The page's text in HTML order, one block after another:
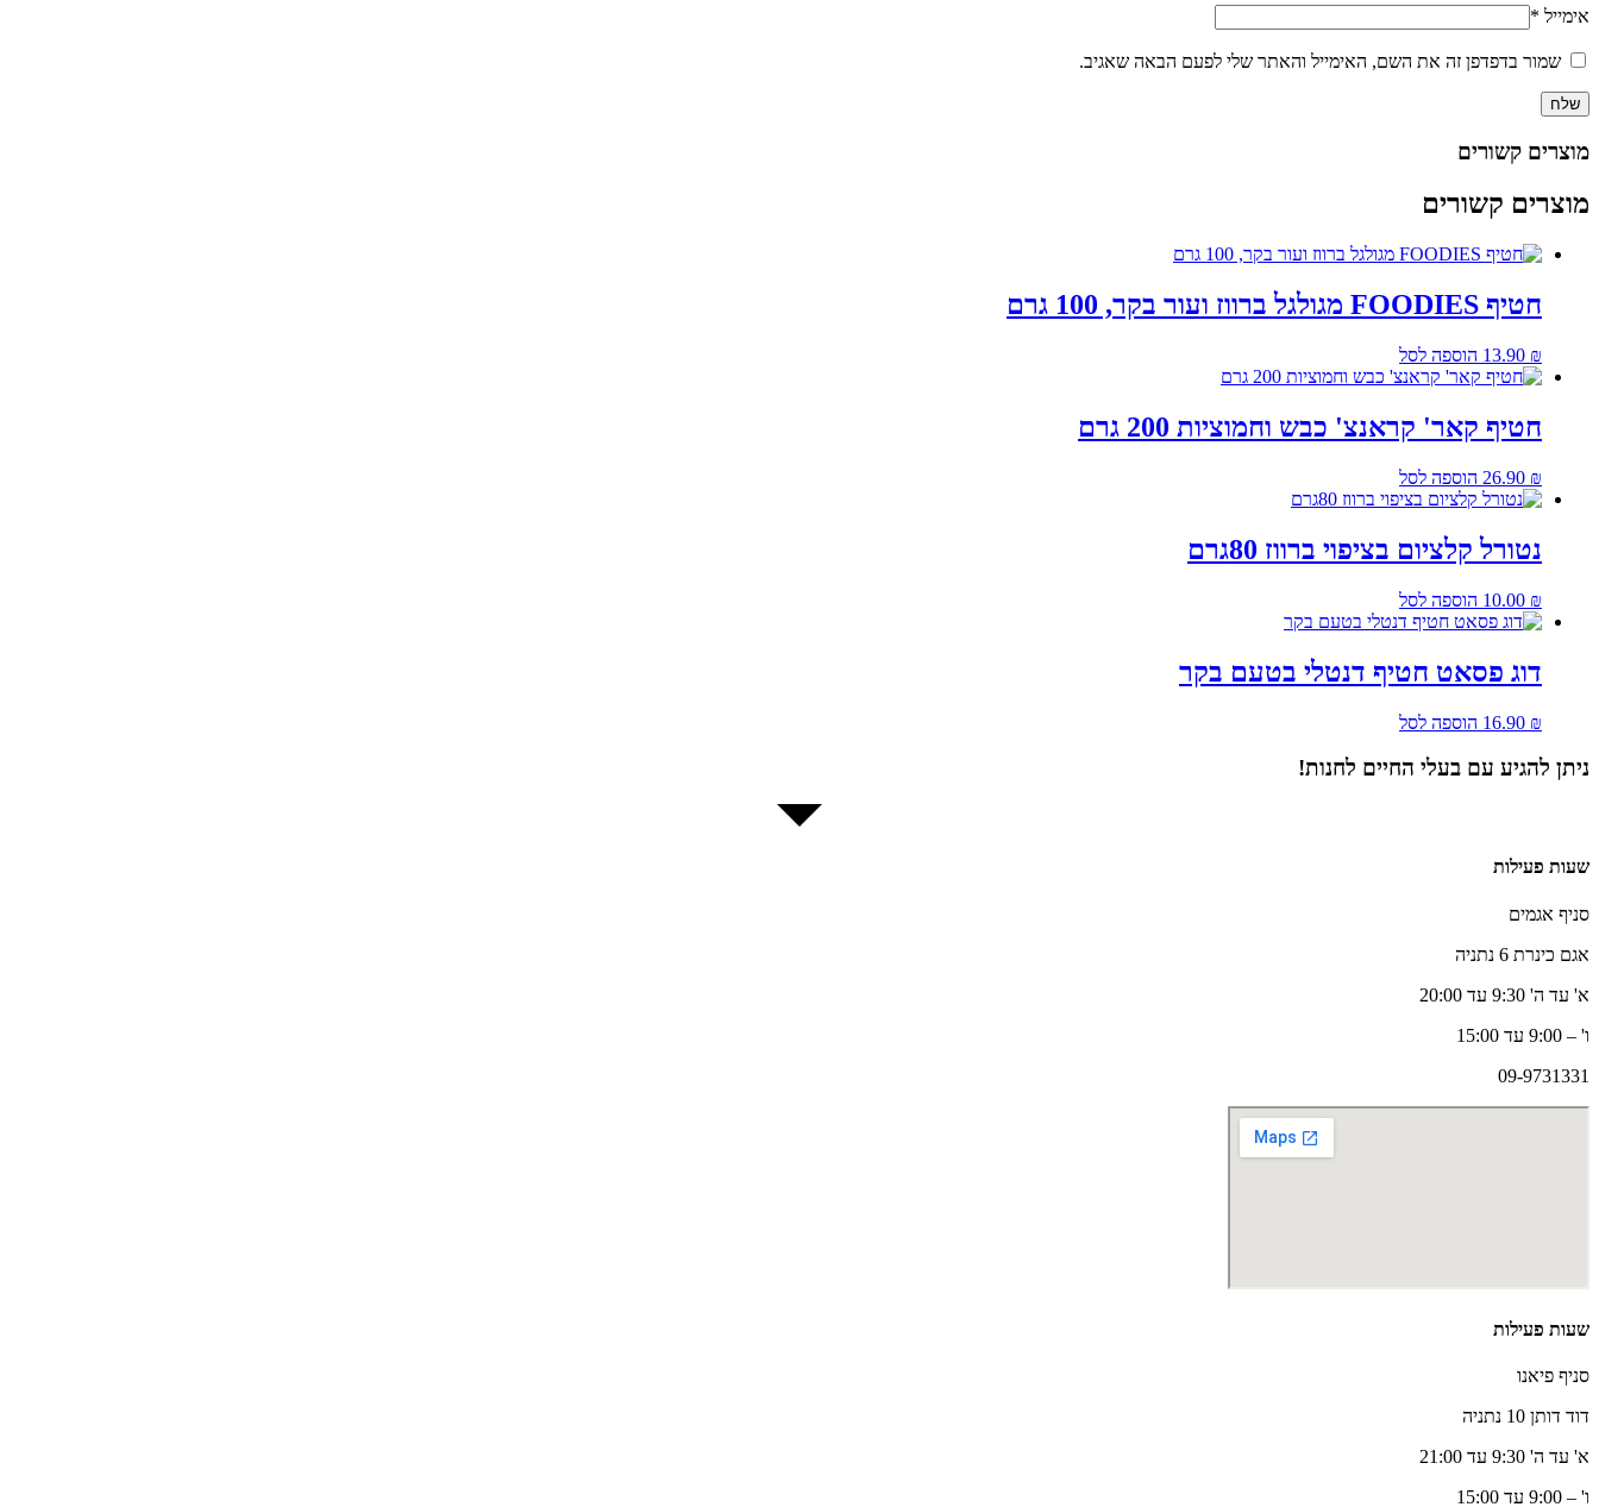
אימייל *
שמור בדפדפן זה את השם, האימייל והאתר שלי לפעם הבאה שאגיב.
מוצרים קשורים
מוצרים קשורים
חטיף FOODIES מגולגל ברווז ועור בקר, 100 גרם
13.90 ₪ הוספה לסל
חטיף קאר' קראנצ' כבש וחמוציות 200 גרם
26.90 ₪ הוספה לסל
נטורל קלציום בציפוי ברווז 80גרם
10.00 ₪ הוספה לסל
דוג פסאט חטיף דנטלי בטעם בקר
16.90 ₪ הוספה לסל
ניתן להגיע עם בעלי החיים לחנות!
שעות פעילות
סניף אגמים
אגם כינרת 6 נתניה
א' עד ה' 9:30 עד 20:00
ו' – 9:00 עד 15:00
09-9731331
שעות פעילות
סניף פיאנו
דוד דותן 10 נתניה
א' עד ה' 9:30 עד 21:00
ו' – 9:00 עד 15:00